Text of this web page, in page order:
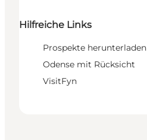
Hilfreiche Links
Prospekte herunterladen
Odense mit Rücksicht
VisitFyn